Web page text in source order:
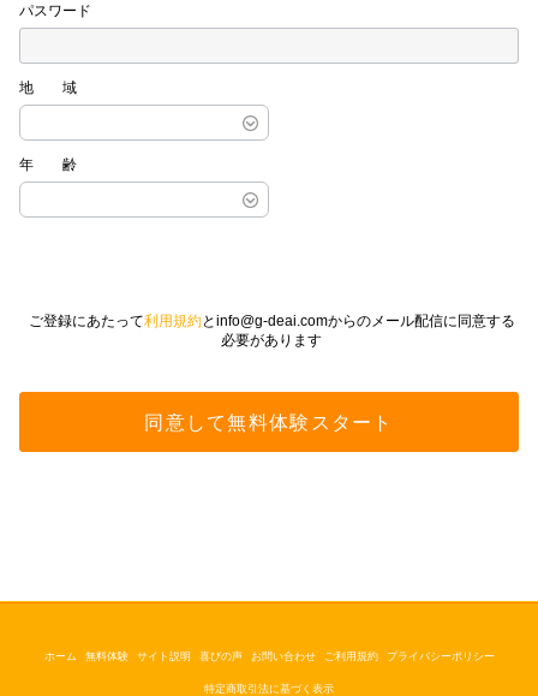
パスワード
地域
年齢
ご登録にあたって利用規約とinfo@g-deai.comからのメール配信に同意する
必要があります
ホーム 無料体験 サイト説明 喜びの声 お問い合わせ ご利用規約 プライバシーポリシー
特定商取引法に基づく表示